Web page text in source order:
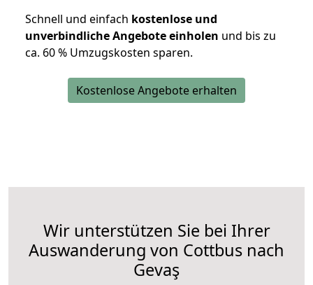
Schnell und einfach kostenlose und
unverbindliche Angebote einholen und bis zu
ca. 60 % Umzugskosten sparen.
Kostenlose Angebote erhalten
Wir unterstützen Sie bei Ihrer
Auswanderung von Cottbus nach
Gevaş